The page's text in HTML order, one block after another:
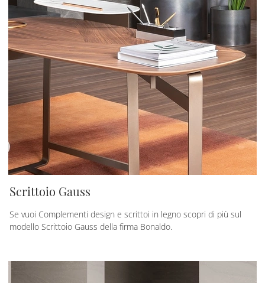
Scrittoio Gauss
Se vuoi Complementi design e scrittoi in legno scopri di più sul
modello Scrittoio Gauss della firma Bonaldo.